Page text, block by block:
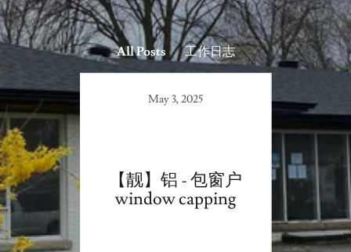
All Posts 工作日志
换 -
May 3, 2025
【靓】铝 - 包窗户
window capping
修